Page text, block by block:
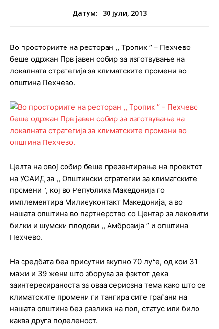
Датум: 30 јули, 2013
Во просториите на ресторан ,, Тропик ’’ – Пехчево
беше одржан Прв јавен собир за изготвување на
локалната стратегија за климатските промени во
општина Пехчево.
Целта на овој собир беше презентирање на проектот
на УСАИД за ,, Општински стратегии за климатските
промени ’’, кој во Република Македонија го
имплементира Милиеуконтакт Македонија, а во
нашата општина во партнерство со Центар за лековити
билки и шумски плодови ,, Амброзија ’’ и општина
Пехчево.
На средбата беа присутни вкупно 70 луѓе, од кои 31
мажи и 39 жени што зборува за фактот дека
заинтересираноста за оваа сериозна тема како што се
климатските промени ги тангира сите граѓани на
нашата општина без разлика на пол, статус или било
каква друга поделеност.